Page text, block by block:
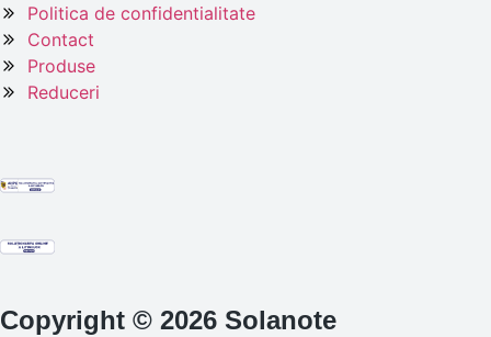
Politica de confidentialitate
Contact
Produse
Reduceri
Copyright © 2026 Solanote